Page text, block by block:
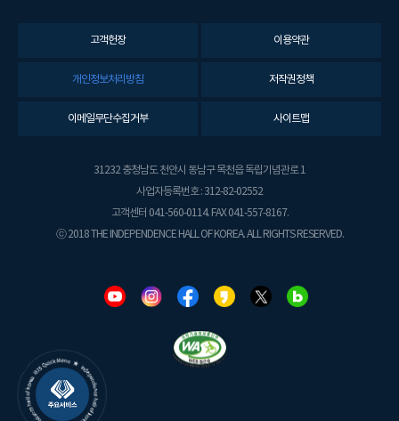
고객헌장 이용약관
개인정보처리방침 저작권정책
이메일무단수집거부 사이트맵
31232 충청남도 천안시 동남구 목천읍 독립기념관로 1
사업자등록번호 : 312-82-02552
고객센터 041-560-0114. FAX 041-557-8167.
ⓒ 2018 THE INDEPENDENCE HALL OF KOREA. ALL RIGHTS RESERVED.